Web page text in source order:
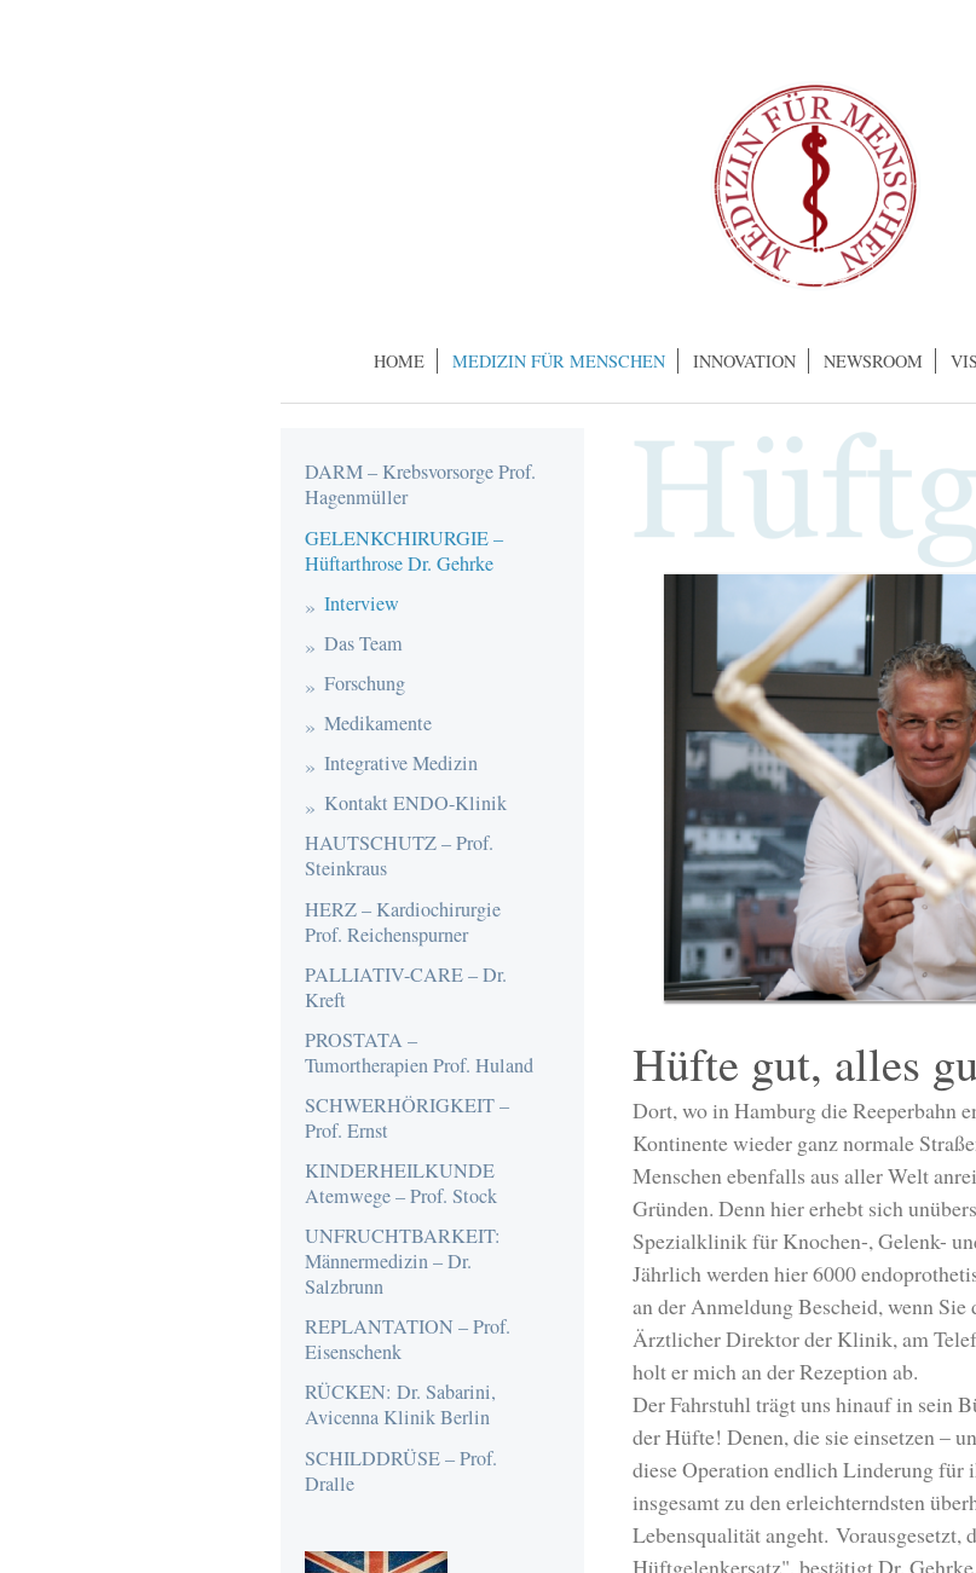
HOME MEDIZIN FÜR MENSCHEN INNOVATION NEWSROOM
Hüfte gut, alles
Dort, wo in Hamburg die Reeperbahn
Kontinente wieder ganz normale
Menschen ebenfalls aus aller Welt
Gründen. Denn hier erhebt sich
Spezialklinik für Knochen-, Gelenk-
Jährlich werden hier 6000
an der Anmeldung Bescheid, wenn
Ärztlicher Direktor der Klinik, am
holt er mich an der Rezeption ab.
Der Fahrstuhl trägt uns hinauf in sein
der Hüfte! Denen, die sie einsetzen –
diese Operation endlich Linderung für
insgesamt zu den erleichterndsten
Lebensqualität angeht. Vorausgesetzt,
Hüftgelenkersatz", bestätigt Dr.
DARM – Krebsvorsorge Prof.
Hagenmüller
GELENKCHIRURGIE –
Hüftarthrose Dr. Gehrke
Interview
Das Team
Forschung
Medikamente
Integrative Medizin
Kontakt ENDO-Klinik
HAUTSCHUTZ – Prof.
Steinkraus
HERZ – Kardiochirurgie
Prof. Reichenspurner
PALLIATIV-CARE – Dr.
Kreft
PROSTATA –
Tumortherapien Prof. Huland
SCHWERHÖRIGKEIT –
Prof. Ernst
KINDERHEILKUNDE
Atemwege – Prof. Stock
UNFRUCHTBARKEIT:
Männermedizin – Dr.
Salzbrunn
REPLANTATION – Prof.
Eisenschenk
RÜCKEN: Dr. Sabarini,
Avicenna Klinik Berlin
SCHILDDRÜSE – Prof.
Dralle